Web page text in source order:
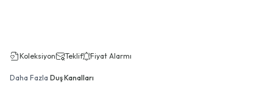
Koleksiyon Teklif Fiyat Alarmı
Daha Fazla Duş Kanalları